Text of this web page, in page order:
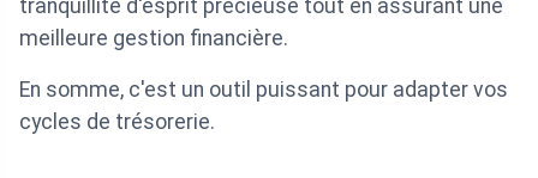
tranquillité d'esprit précieuse tout en assurant une
meilleure gestion financière.
En somme, c'est un outil puissant pour adapter vos
cycles de trésorerie.